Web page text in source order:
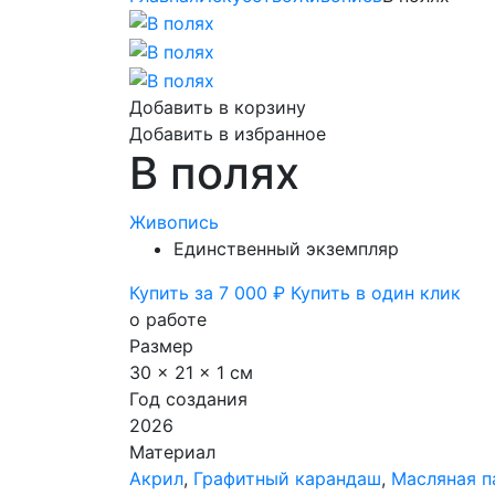
Добавить в корзину
Добавить в избранное
В полях
Живопись
Единственный экземпляр
Купить за 7 000 ₽ Купить в один клик
о работе
Размер
30 x 21 x 1 см
Год создания
2026
Материал
Акрил, Графитный карандаш, Масляная